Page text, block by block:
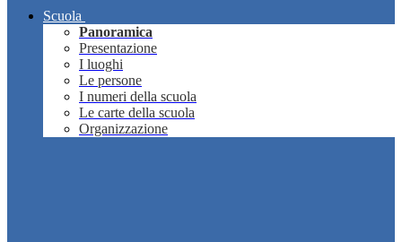
Scuola
Panoramica
Presentazione
I luoghi
Le persone
I numeri della scuola
Le carte della scuola
Organizzazione